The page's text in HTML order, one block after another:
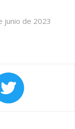
junio de 2023